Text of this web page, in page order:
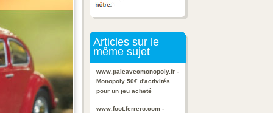
Articles sur le
même sujet
www.paieavecmonopoly.fr -
Monopoly 50€ d'activités
pour un jeu acheté
www.foot.ferrero.com -